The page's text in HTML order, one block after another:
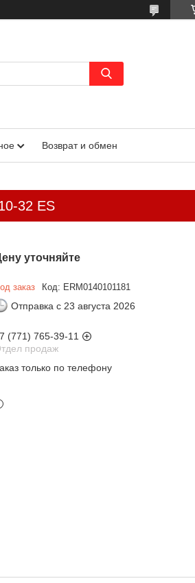
Возврат и обмен
32 ES
уточняйте
заказ Код: ERM0140101181
Отправка с 23 августа 2026
(771) 765-39-11
продаж
только по телефону